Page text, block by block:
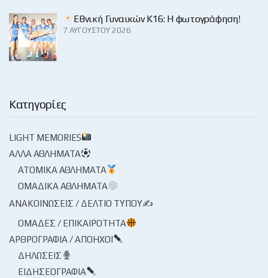
Εθνική Γυναικών Κ16: Η φωτογράφηση!
7 ΑΥΓΟΎΣΤΟΥ 2026
Κατηγορίες
LIGHT MEMORIES
ΆΛΛΑ ΑΘΛΉΜΑΤΑ
ΑΤΟΜΙΚΆ ΑΘΛΉΜΑΤΑ
ΟΜΑΔΙΚΆ ΑΘΛΉΜΑΤΑ
ΑΝΑΚΟΙΝΏΣΕΙΣ / ΔΕΛΤΊΟ ΤΎΠΟΥ✍
ΟΜΆΔΕΣ / ΕΠΙΚΑΙΡΌΤΗΤΑ
ΑΡΘΡΟΓΡΑΦΊΑ / ΑΠΌΗΧΟΙ
ΔΗΛΏΣΕΙΣ
ΕΙΔΗΣΕΟΓΡΑΦΊΑ